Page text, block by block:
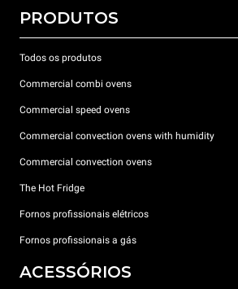
PRODUTOS
Todos os produtos
Commercial combi ovens
Commercial speed ovens
Commercial convection ovens with humidity
Commercial convection ovens
The Hot Fridge
Fornos profissionais elétricos
Fornos profissionais a gás
ACESSÓRIOS